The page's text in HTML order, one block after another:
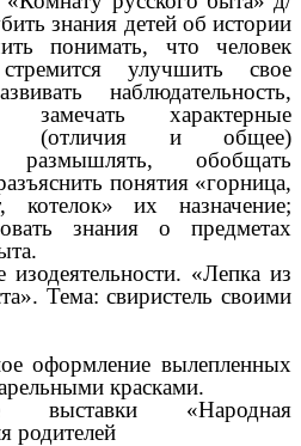
знания детей об истории
понимать, что человек
улучшить свое
наблюдательность,
замечать характерные
(отличия и общее)
размышлять, обобщать
понятия «горница,
котелок» их назначение;
знания о предметах
«Лепка из
Тема: свиристель своими
оформление вылепленных
красками.
выставки «Народная
родителей